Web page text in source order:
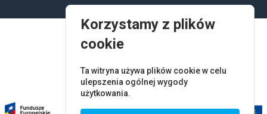
Korzystamy z plików
cookie
Ta witryna używa plików cookie w celu
ulepszenia ogólnej wygody
użytkowania.